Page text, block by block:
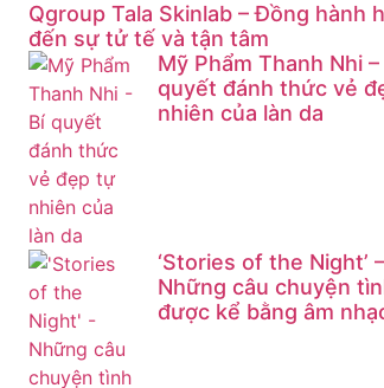
Qgroup Tala Skinlab – Đồng hành
đến sự tử tế và tận tâm
Mỹ Phẩm Thanh Nhi –
quyết đánh thức vẻ
nhiên của làn da
‘Stories of the Night’ –
Những câu chuyện
được kể bằng âm